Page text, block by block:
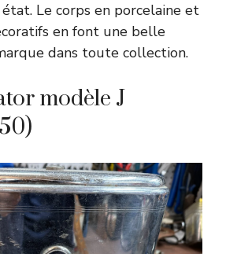
Le corps en porcelaine et
en font une belle
dans toute collection.
modèle J